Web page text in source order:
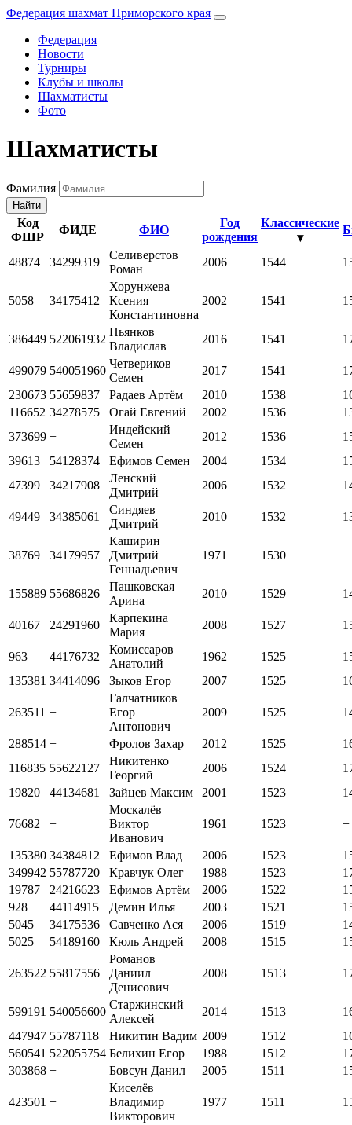
Федерация шахмат Приморского края
Федерация
Новости
Турниры
Клубы и школы
Шахматисты
Фото
Шахматисты
Фамилия
Найти
Код
ФШР
ФИДЕ ФИО
Год
рождения
Классические
▾
48874 34299319
Селиверстов
Роман
2006 1544
5058 34175412
Хорунжева
Ксения
Константиновна
2002 1541
386449 522061932
Пьянков
Владислав
2016 1541
499079 540051960
Четвериков
Семен
2017 1541
230673 55659837 Радаев Артём 2010 1538
116652 34278575 Огай Евгений 2002 1536
373699 −
Индейский
Семен
2012 1536
39613
54128374 Ефимов Семен 2004 1534
47399
34217908
Ленский
Дмитрий
2006 1532
49449 34385061
Синдяев
Дмитрий
2010 1532
38769 34179957
Каширин
Дмитрий
Геннадьевич
1971 1530 −
155889 55686826
Пашковская
Арина
2010 1529
40167 24291960
Карпекина
Мария
2008 1527
963 44176732
Комиссаров
Анатолий
1962 1525
135381 34414096 Зыков Егор 2007 1525
263511 −
Галчатников
Егор
Антонович
2009 1525
288514 − Фролов Захар 2012 1525
116835 55622127
Никитенко
Георгий
2006 1524
19820
44134681 Зайцев Максим 2001 1523
76682 −
Москалёв
Виктор
Иванович
1961 1523 −
135380 34384812 Ефимов Влад 2006 1523
349942 55787720 Кравчук Олег 1988 1523
19787
24216623 Ефимов Артём 2006 1522
928
44114915 Демин Илья 2003 1521
5045
34175536 Савченко Ася 2006 1519
5025
54189160 Кюль Андрей 2008 1515
263522 55817556
Романов
Даниил
Денисович
2008 1513
599191 540056600
Старжинский
Алексей
2014 1513
447947 55787118 Никитин Вадим 2009 1512
560541 522055754 Белихин Егор 1988 1512
303868 − Бовсун Данил 2005 1511
423501 −
Киселёв
Владимир
Викторович
1977 1511